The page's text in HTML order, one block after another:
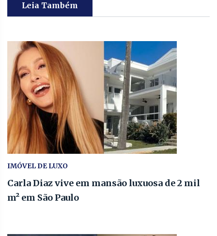
Leia Também
IMÓVEL DE LUXO
Carla Diaz vive em mansão luxuosa de 2 mil
m² em São Paulo